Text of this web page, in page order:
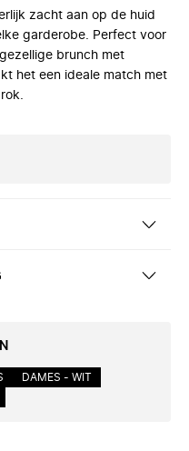
zacht aan op de huid
garderobe. Perfect voor
brunch met
het een ideale match met
DAMES - WIT